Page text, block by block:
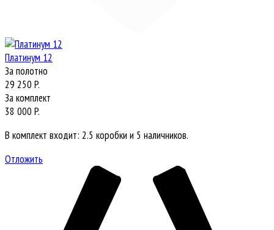
Платинум 12
За полотно
29 250 P.
За комплект
38 000 P.
В комплект входит: 2.5 коробки и 5 наличников.
Отложить